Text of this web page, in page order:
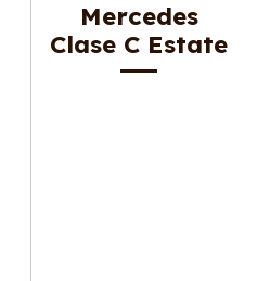
Mercedes
Clase C Estate